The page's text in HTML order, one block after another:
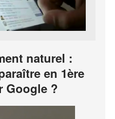
naturel :
en 1ère
Google ?